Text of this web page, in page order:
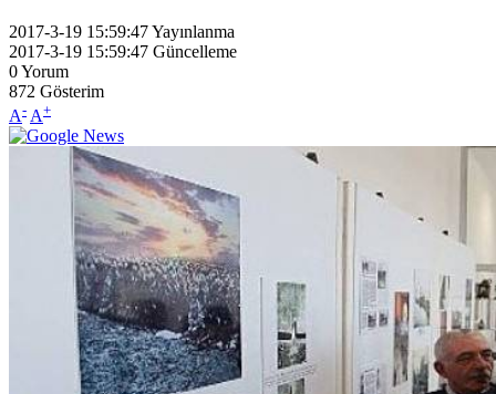
2017-3-19 15:59:47Yayınlanma
2017-3-19 15:59:47 Güncelleme
0Yorum
872 Gösterim
A- A+